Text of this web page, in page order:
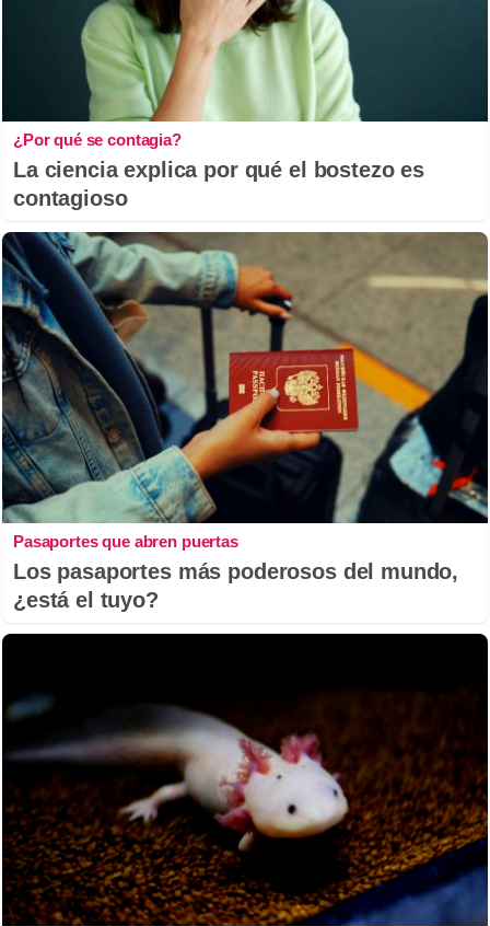
¿Por qué se contagia?
La ciencia explica por qué el bostezo es
contagioso
Pasaportes que abren puertas
Los pasaportes más poderosos del mundo,
¿está el tuyo?